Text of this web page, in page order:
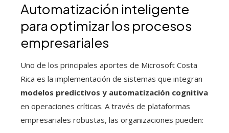
Automatización inteligente
para optimizar los procesos
empresariales
Uno de los principales aportes de Microsoft Costa
Rica es la implementación de sistemas que integran
modelos predictivos y automatización cognitiva
en operaciones críticas. A través de plataformas
empresariales robustas, las organizaciones pueden: